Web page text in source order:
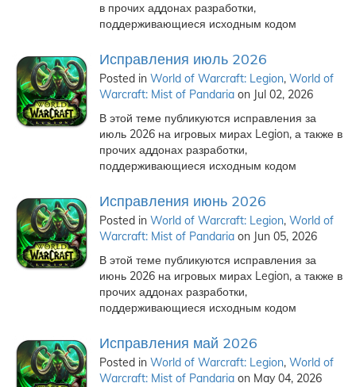
в прочих аддонах разработки,
поддерживающиеся исходным кодом
Исправления июль 2026
Posted in World of Warcraft: Legion, World of
Warcraft: Mist of Pandaria on Jul 02, 2026
В этой теме публикуются исправления за
июль 2026 на игровых мирах Legion, а также в
прочих аддонах разработки,
поддерживающиеся исходным кодом
Исправления июнь 2026
Posted in World of Warcraft: Legion, World of
Warcraft: Mist of Pandaria on Jun 05, 2026
В этой теме публикуются исправления за
июнь 2026 на игровых мирах Legion, а также в
прочих аддонах разработки,
поддерживающиеся исходным кодом
Исправления май 2026
Posted in World of Warcraft: Legion, World of
Warcraft: Mist of Pandaria on May 04, 2026